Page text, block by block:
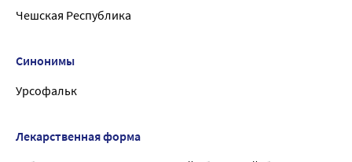
Чешская Республика
Синонимы
Урсофальк
Лекарственная форма